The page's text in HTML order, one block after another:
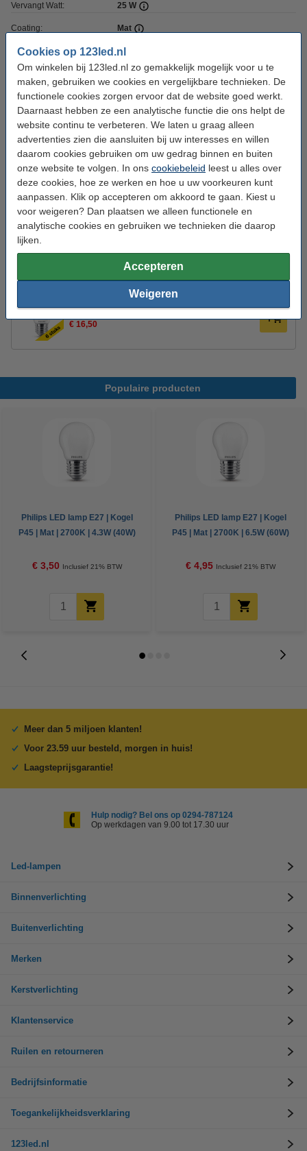
Cookies op 123led.nl
Om winkelen bij 123led.nl zo gemakkelijk mogelijk voor u te
maken, gebruiken we cookies en vergelijkbare technieken. De
functionele cookies zorgen ervoor dat de website goed werkt.
Daarnaast hebben ze een analytische functie die ons helpt de
website continu te verbeteren. We laten u graag alleen
advertenties zien die aansluiten bij uw interesses en willen
daarom cookies gebruiken om uw gedrag binnen en buiten
onze website te volgen. In ons cookiebeleid leest u alles over
deze cookies, hoe ze werken en hoe u uw voorkeuren kunt
aanpassen. Klik op accepteren om akkoord te gaan. Kiest u
voor weigeren? Dan plaatsen we alleen functionele en
analytische cookies en gebruiken we technieken die daarop
lijken.
Accepteren
Weigeren
Vervangt Watt: 25 W
Coating: Mat
Dimbaar: Nee
Voltage: 220-240 V
Ingangsfrequentie: 50-60Hz
45 x 80 mm (bxh)
Branduren: 15.000 uur
Aan/uitschakelingen: 20.000
Energielabel: E
Technische
specificaties:
PDF
Oud voor nieuw:
€ 16,50
Populaire producten
Philips LED lamp E27 | Kogel
P45 | Mat | 2700K | 4.3W (40W)
€ 3,50 Inclusief 21% BTW
Philips LED lamp E27 | Kogel
P45 | Mat | 2700K | 6.5W (60W)
€ 4,95 Inclusief 21% BTW
Meer dan 5 miljoen klanten!
Voor 23.59 uur besteld, morgen in huis!
Laagsteprijsgarantie!
Hulp nodig? Bel ons op 0294-787124
Op werkdagen van 9.00 tot 17.30 uur
Led-lampen
Binnenverlichting
Buitenverlichting
Merken
Kerstverlichting
Klantenservice
Ruilen en retourneren
Bedrijfsinformatie
Toegankelijkheidsverklaring
123led.nl